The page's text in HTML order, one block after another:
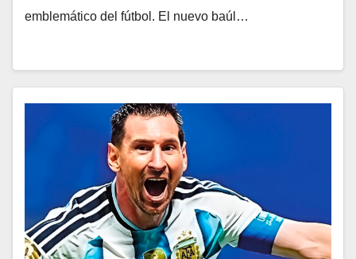
emblemático del fútbol. El nuevo baúl…